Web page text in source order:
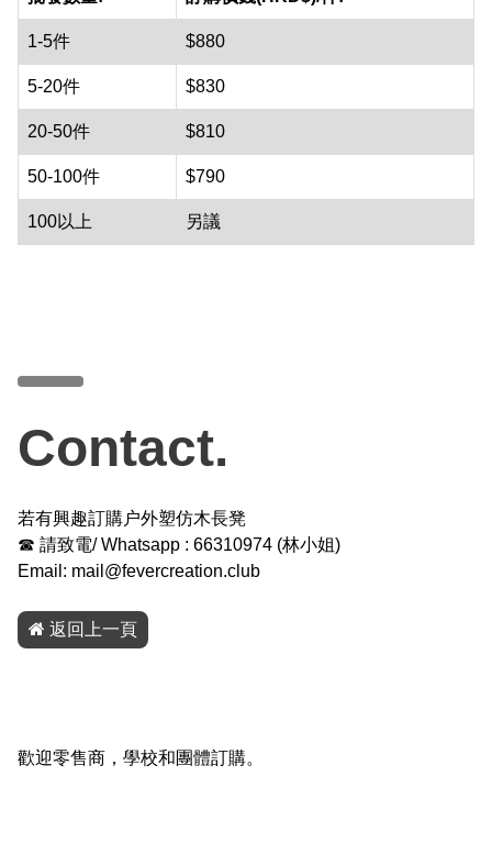
1-5件 $880
5-20件 $830
20-50件 $810
50-100件 $790
100以上 另議
Contact.
若有興趣訂購户外塑仿木長凳
☎ 請致電/ Whatsapp : 66310974 (林小姐 )
Email: mail@fevercreation.club
返回上一頁
歡迎零售商，學校和團體訂購。